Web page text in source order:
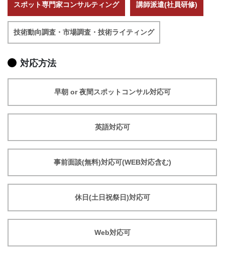
スポット専門家コンサルティング 講師派遣(社員研修)
技術動向調査・市場調査・技術ライティング
対応方法
早朝 or 夜間スポットコンサル対応可
英語対応可
事前面談(無料)対応可(WEB対応含む)
休日(土日祝祭日)対応可
Web対応可